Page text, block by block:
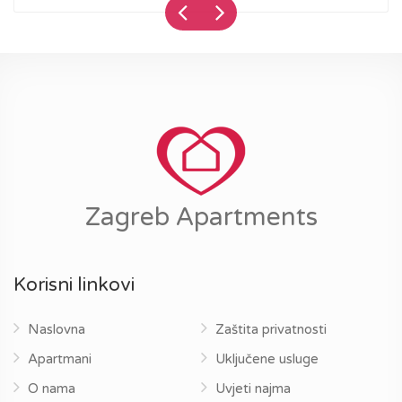
Zagreb Apartments
Korisni linkovi
Naslovna
Apartmani
O nama
Zaštita privatnosti
Uključene usluge
Uvjeti najma